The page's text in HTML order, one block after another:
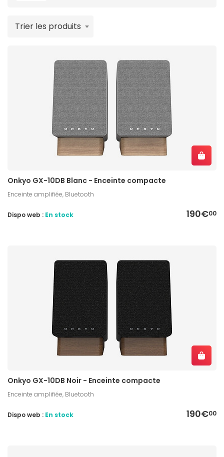
Trier les produits
Onkyo GX-10DB Blanc - Enceinte compacte
Enceinte amplifiée, Bluetooth
190€00
Dispo web : En stock
Onkyo GX-10DB Noir - Enceinte compacte
Enceinte amplifiée, Bluetooth
190€00
Dispo web : En stock